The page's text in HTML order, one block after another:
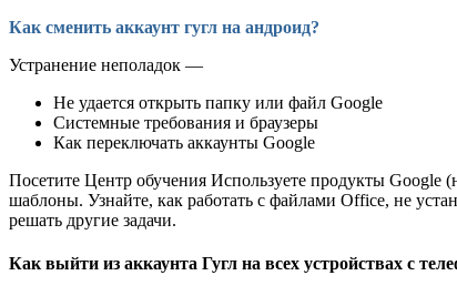
Как сменить аккаунт гугл на андроид?
Устранение неполадок —
Не удается открыть папку или файл Google
Системные требования и браузеры
Как переключать аккаунты Google
Посетите Центр обучения Используете продукты Google
шаблоны. Узнайте, как работать с файлами Office, не
решать другие задачи.
Как выйти из аккаунта Гугл на всех устройствах с